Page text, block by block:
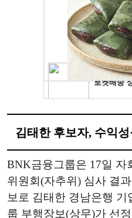
김태한 후보자, 수익
BNK금융그룹은 17일 자
위원회(자추위) 심사 결
보로 김태한 경남은행
룹 부행장보(상무)가 선